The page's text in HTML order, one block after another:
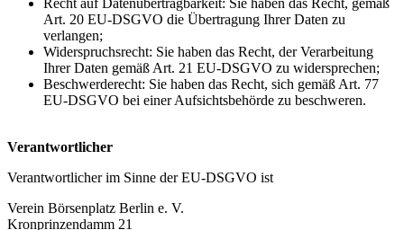
Recht auf Datenübertragbarkeit: Sie haben das Recht, gemäß
Art. 20 EU-DSGVO die Übertragung Ihrer Daten zu
verlangen;
Widerspruchsrecht: Sie haben das Recht, der Verarbeitung
Ihrer Daten gemäß Art. 21 EU-DSGVO zu widersprechen;
Beschwerderecht: Sie haben das Recht, sich gemäß Art. 77
EU-DSGVO bei einer Aufsichtsbehörde zu beschweren.
Verantwortlicher
Verantwortlicher im Sinne der EU-DSGVO ist
Verein Börsenplatz Berlin e. V.
Kronprinzendamm 21